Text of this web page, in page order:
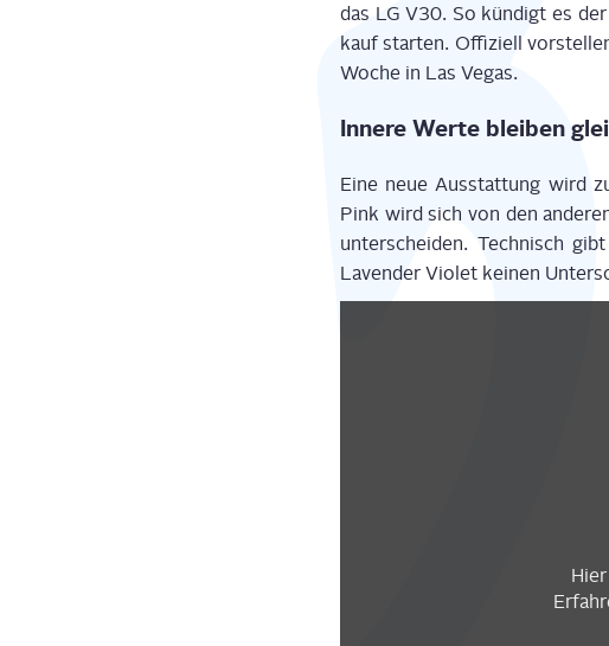
das LG V30. So kün­digt es
kauf star­ten. Offi­zi­ell
Woche in Las Vegas.
Inne­re Wer­te blei­ben
Eine neue Aus­stat­tung wird
Pink wird sich von den
unter­schei­den. Tech­nisch
Laven­der Vio­let kei­nen